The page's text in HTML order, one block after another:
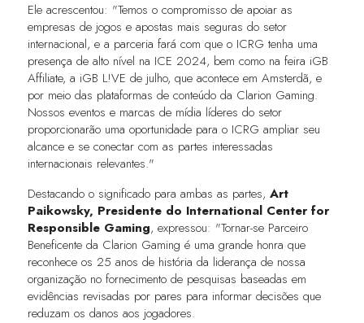
Ele acrescentou: "Temos o compromisso de apoiar as
empresas de jogos e apostas mais seguras do setor
internacional, e a parceria fará com que o ICRG tenha uma
presença de alto nível na ICE 2024, bem como na feira iGB
Affiliate, a iGB L!VE de julho, que acontece em Amsterdã, e
por meio das plataformas de conteúdo da Clarion Gaming.
Nossos eventos e marcas de mídia líderes do setor
proporcionarão uma oportunidade para o ICRG ampliar seu
alcance e se conectar com as partes interessadas
internacionais relevantes."
Destacando o significado para ambas as partes, Art
Paikowsky, Presidente do International Center for
Responsible Gaming, expressou: "Tornar-se Parceiro
Beneficente da Clarion Gaming é uma grande honra que
reconhece os 25 anos de história da liderança de nossa
organização no fornecimento de pesquisas baseadas em
evidências revisadas por pares para informar decisões que
reduzam os danos aos jogadores.